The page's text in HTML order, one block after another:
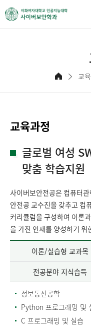
교
교육과정
글로벌 여성
맞춤 학습지원
사이버보안전공은 컴퓨터
안전공 교수진을 갖추고 컴
커리큘럼을 구성하여 이론
을 가진 인재를 양성하기 위
이론/실습형 교과목
전공분야 지식습득
정보통신공학
Python 프로그래밍 및
C 프로그래밍 및 실습